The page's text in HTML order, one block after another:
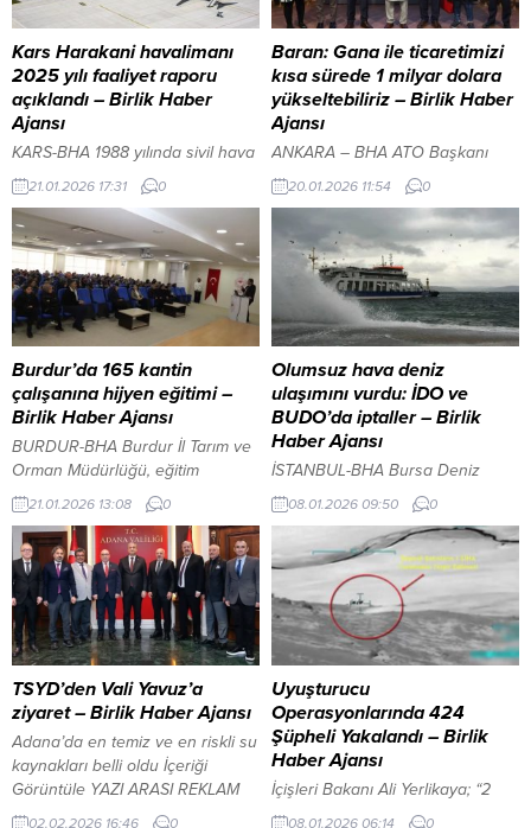
Kars Harakani havalimanı
2025 yılı faaliyet raporu
açıklandı – Birlik Haber
Ajansı
KARS-BHA 1988 yılında sivil hava
trafiğine açılan Kars Harakani
Havalimanı, 1.795 metre rakımıyla
Türkiye’nin en yüksek rakımlı
ikinci havalimanı olma özelliğini
sürdürüyor. Şehir merkezine 6
kilometre mesafede bulunan
havalimanı, Kars’ın yanı sıra
Ardahan ve çevre ilçelere de
hizmet vererek bölgesel
ulaşımda önemli bir noktada yer
alıyor. 2025 yılı boyunca
havalimanından...
21.01.2026 17:31 0
Baran: Gana ile ticaretimizi
kısa sürede 1 milyar dolara
yükseltebiliriz – Birlik Haber
Ajansı
ANKARA – BHA ATO Başkanı
Baran’ın görüşmede
Büyükelçi’nin ziyaretinden
duyduğu memnuniyeti dile
getirerek, Türkiye ile Gana
arasındaki ilişkilerin karşılıklı
saygı ve dostluk temelinde
geliştiğini söyledi.
Cumhurbaşkanı Recep Tayyip
Erdoğan’ın 2016 yılında Gana’ya
ziyaret gerçekleştirdiğini
hatırlatan Baran, ziyaretin, iki
ülke ilişkilerine stratejik bir boyut
ve ivme kazandırdığını ifade etti.
20.01.2026 11:54 0
Burdur’da 165 kantin
çalışanına hijyen eğitimi –
Birlik Haber Ajansı
BURDUR-BHA Burdur İl Tarım ve
Orman Müdürlüğü, eğitim
kurumlarındaki gıda arzının
denetim ve güvenliği için
düğmeye bastı. “Okul
Kantinlerine Dair Özel Hijyen
Kuralları Yönetmeliği”
kapsamında düzenlenen eğitim, İl
Müdürlüğü toplantı salonunda
geniş bir katılımla tamamlandı.
Gıda güvenilirliğinin masaya
yatırıldığı toplantıda, öğrenci
sağlığını korumaya yönelik
operasyonel süreçler aktarıldı.
Burdur’lu öğrenciler salda...
21.01.2026 13:08 0
Olumsuz hava deniz
ulaşımını vurdu: İDO ve
BUDO’da iptaller – Birlik
Haber Ajansı
İSTANBUL-BHA Bursa Deniz
Otobüsleri’nin internet sitesinde
yer alan duyuruya göre, gün
içinde yapılması planlanan birçok
sefer gerçekleştirilemeyecek.
Buna göre; YAZI ARASI REKLAM
ALANI 07.00 ve 09.30 Bursa
(Mudanya) – İstanbul (Kabataş),
08.00 ve 11.30 İstanbul (Kabataş)
– Bursa (Mudanya) seferleri iptal
edildi. Aynı gerekçeyle;...
08.01.2026 09:50 0
TSYD’den Vali Yavuz’a
ziyaret – Birlik Haber Ajansı
Adana’da en temiz ve en riskli su
kaynakları belli oldu İçeriği
Görüntüle YAZI ARASI REKLAM
ALANI ADANA-BHA TSYD Adana
02.02.2026 16:46 0
Uyuşturucu
Operasyonlarında 424
Şüpheli Yakalandı – Birlik
Haber Ajansı
İçişleri Bakanı Ali Yerlikaya; “2
haftada 63 ilde uyuşturucu
08.01.2026 06:14 0